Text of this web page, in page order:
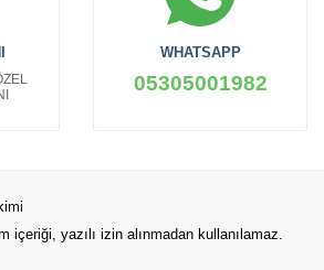
WHATSAPP
05305001982
içeriği, yazılı izin alınmadan kullanılamaz.